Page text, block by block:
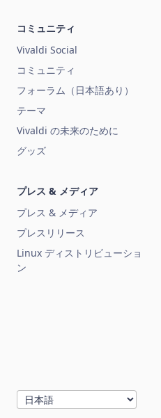
コミュニティ
Vivaldi Social
コミュニティ
フォーラム（日本語あり）
テーマ
Vivaldi の未来のために
グッズ
プレス & メディア
プレス & メディア
プレスリリース
Linux ディストリビューショ
ン